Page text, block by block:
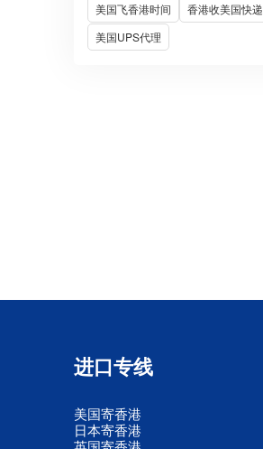
美国飞香港时间
香港收美国快递
美国UPS代理
进口专线
美国寄香港
日本寄香港